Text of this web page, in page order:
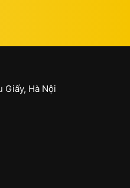
Giấy, Hà Nội